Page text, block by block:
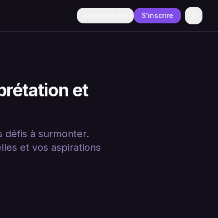
S'inscrire
et
défis à surmonter.
et vos aspirations